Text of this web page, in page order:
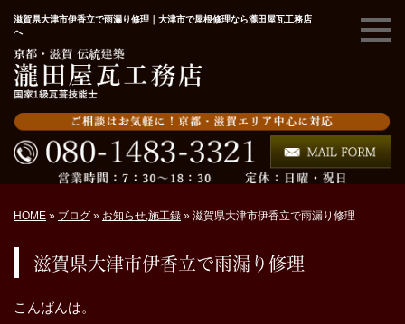
滋賀県大津市伊香立で雨漏り修理｜大津市で屋根修理なら瀧田屋瓦工務店
へ
HOME » ブログ » お知らせ,施工録 » 滋賀県大津市伊香立で雨漏り修理
滋賀県大津市伊香立で雨漏り修理
こんばんは。